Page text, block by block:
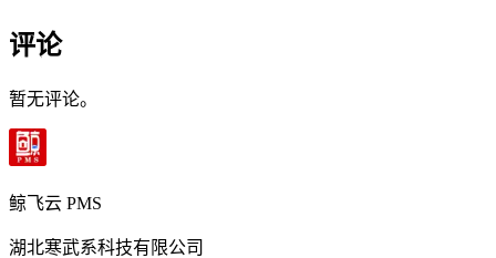
评论
暂无评论。
鲸飞云 PMS
湖北寒武系科技有限公司